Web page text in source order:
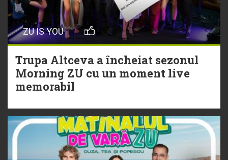
20 Iulie
Episod nou | Muzica Aia x DJ
Christian Thomson
20 Iulie
Torpedoul lui Morar: Theo Rose -
ZU IS YOU
Trupa Altceva a încheiat sezonul
Morning ZU cu un moment live
memorabil